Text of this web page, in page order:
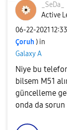
_SeDa_
Active
‎06-22-2021
Çoruh ) in
Galaxy A
Niye bu
bilsem M51
güncelleme
onda da sorun